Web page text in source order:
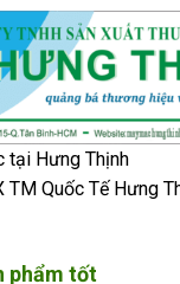
tại Hưng Thịnh
TM Quốc Tế Hưng
phẩm tốt